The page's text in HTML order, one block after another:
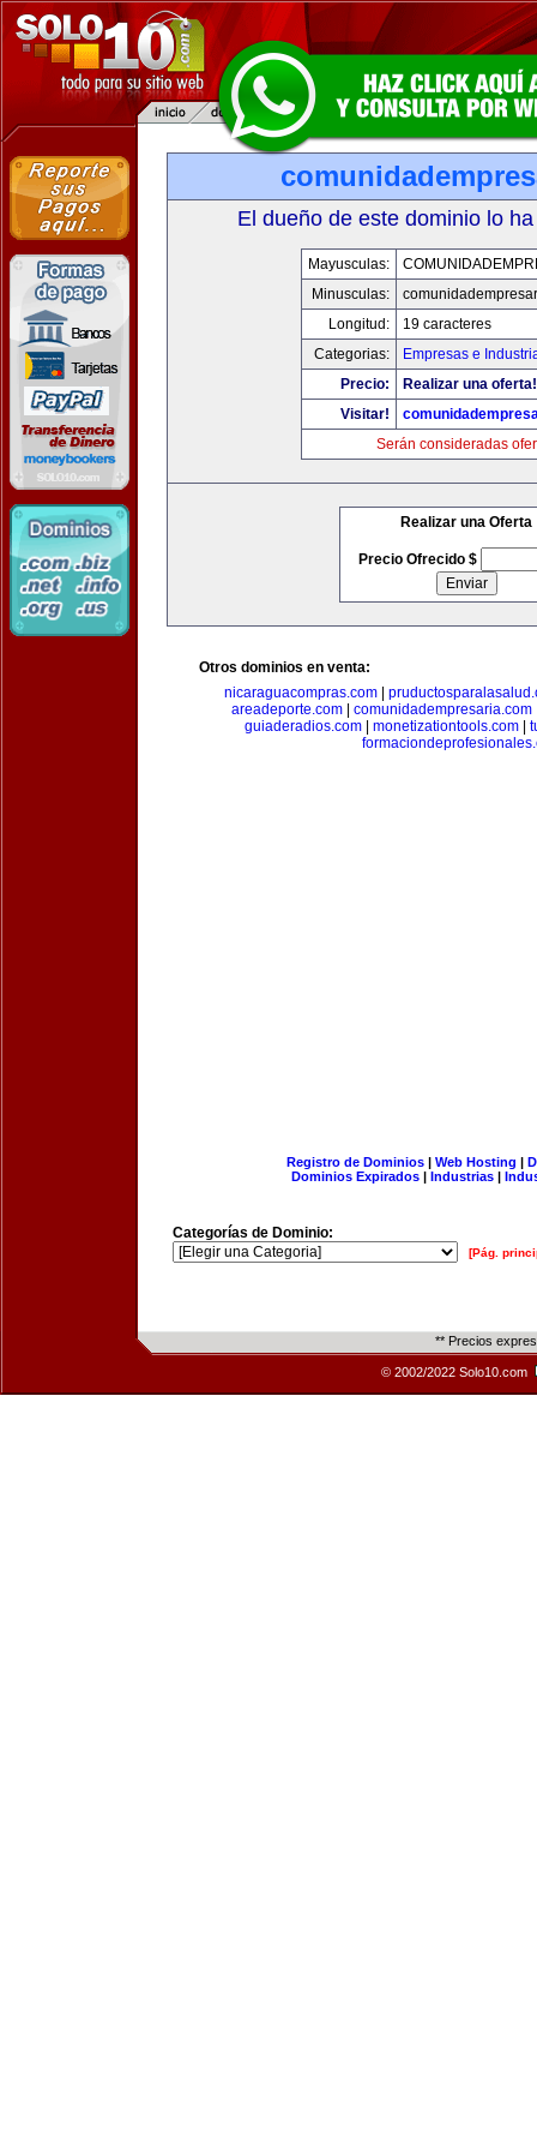
El dueño de este dominio lo
Mayusculas:
Minusculas:
Longitud:
19 caracteres
Categorias:
Empresas e
Precio:
Realizar una oferta!
Visitar!
Serán consideradas
Realizar una Oferta
Precio Ofrecido $
Otros dominios en venta:
nicaraguacompras.com
areadeporte.com| comunidadempresaria.com
guiaderadios.com| monetizationtools.com|
Registro de Dominios| Web Hosting |
Dominios Expirados | Industrias |
Categorías de Dominio:
[Pág.
** Precios
© 2002/2022 Solo10.com